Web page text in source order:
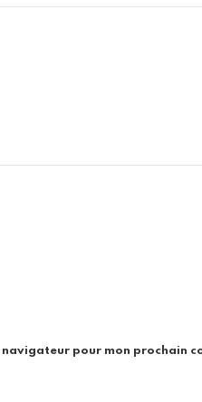
navigateur pour mon prochain